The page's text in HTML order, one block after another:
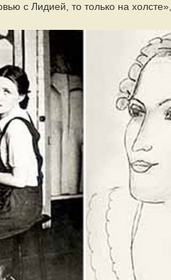
с Лидией, то только на